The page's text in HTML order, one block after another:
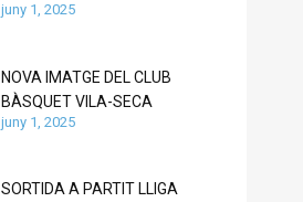
juny 1, 2025
NOVA IMATGE DEL CLUB
BÀSQUET VILA-SECA
juny 1, 2025
SORTIDA A PARTIT LLIGA